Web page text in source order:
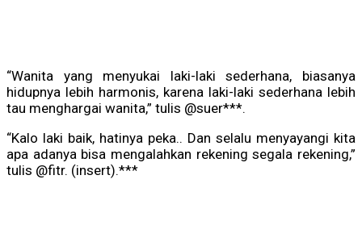
“Wanita yang menyukai laki-laki sederhana, biasanya
hidupnya lebih harmonis, karena laki-laki sederhana lebih
tau menghargai wanita,” tulis @suer***.
“Kalo laki baik, hatinya peka.. Dan selalu menyayangi kita
apa adanya bisa mengalahkan rekening segala rekening,”
tulis @fitr. (insert).***